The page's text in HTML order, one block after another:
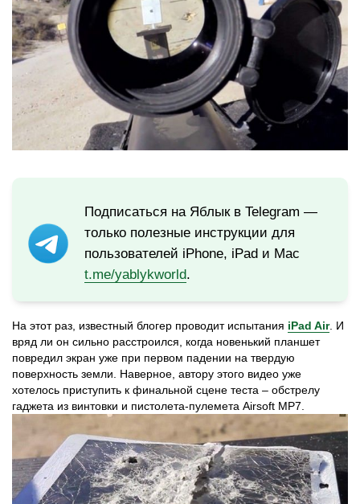
Подписаться на Яблык в Telegram —
только полезные инструкции для
пользователей iPhone, iPad и Mac
t.me/yablykworld.
На этот раз, известный блогер проводит испытания iPad Air. И
вряд ли он сильно расстроился, когда новенький планшет
повредил экран уже при первом падении на твердую
поверхность земли. Наверное, автору этого видео уже
хотелось приступить к финальной сцене теста – обстрелу
гаджета из винтовки и пистолета-пулемета Airsoft MP7.